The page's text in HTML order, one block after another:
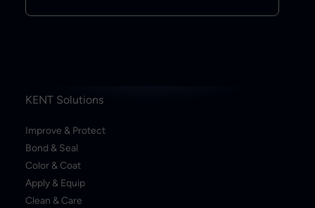
KENT Solutions
Improve & Protect
Bond & Seal
Color & Coat
Apply & Equip
Clean & Care